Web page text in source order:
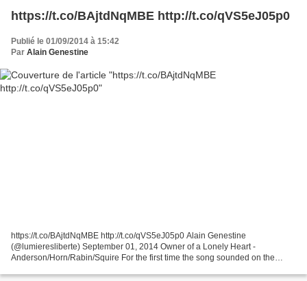
https://t.co/BAjtdNqMBE http://t.co/qVS5eJ05p0
Publié le 01/09/2014 à 15:42
Par Alain Genestine
https://t.co/BAjtdNqMBE http://t.co/qVS5eJ05p0 Alain Genestine
(@lumieresliberte) September 01, 2014 Owner of a Lonely Heart -
Anderson/Horn/Rabin/Squire For the first time the song sounded on the